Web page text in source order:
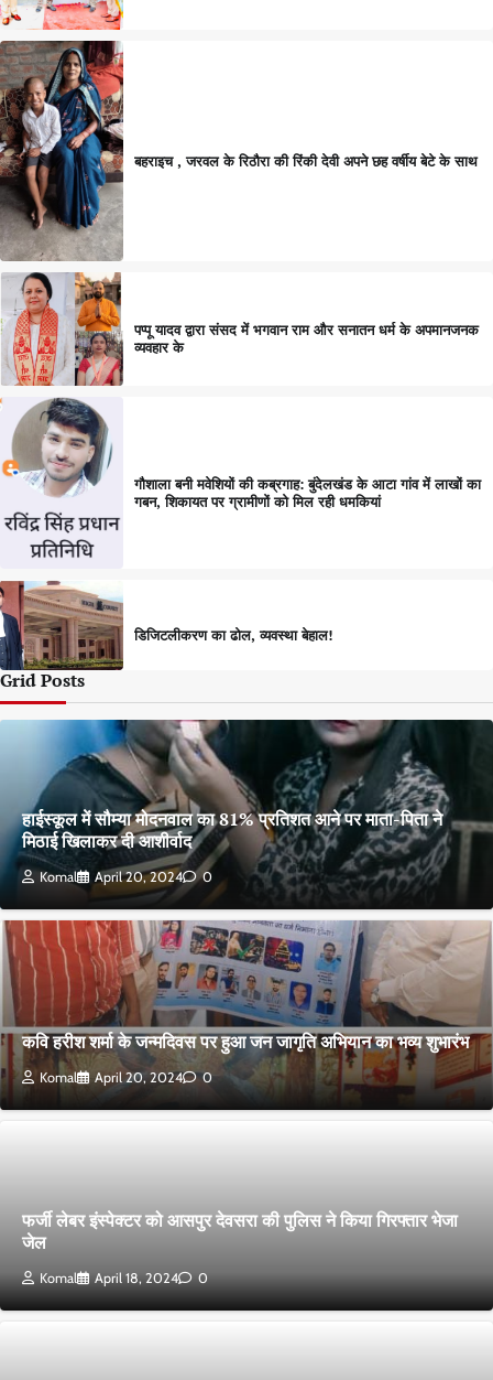
बहराइच , जरवल के रिठौरा की रिंकी देवी अपने छह वर्षीय बेटे के साथ
पप्पू यादव द्वारा संसद में भगवान राम और सनातन धर्म के अपमानजनक
व्यवहार के
गौशाला बनी मवेशियों की कब्रगाह: बुंदेलखंड के आटा गांव में लाखों का
गबन, शिकायत पर ग्रामीणों को मिल रही धमकियां
डिजिटलीकरण का ढोल, व्यवस्था बेहाल!
Grid Posts
हाईस्कूल में सौम्या मोदनवाल का 81% प्रतिशत आने पर माता-पिता ने
मिठाई खिलाकर दी आशीर्वाद
Komal April 20, 2024 0
कवि हरीश शर्मा के जन्मदिवस पर हुआ जन जागृति अभियान का भव्य शुभारंभ
Komal April 20, 2024 0
फर्जी लेबर इंस्पेक्टर को आसपुर देवसरा की पुलिस ने किया गिरफ्तार भेजा
जेल
Komal April 18, 2024 0